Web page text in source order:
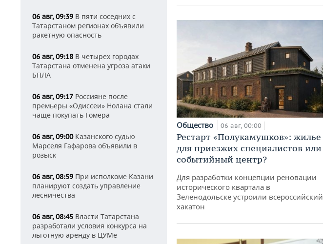
06 авг, 09:39 В пяти соседних с
Татарстаном регионах объявили
ракетную опасность
06 авг, 09:18 В четырех городах
Татарстана отменена угроза атаки
БПЛА
06 авг, 09:17 Россияне после
премьеры «Одиссеи» Нолана стали
чаще покупать Гомера
06 авг, 09:00Казанского судью
Марселя Гафарова объявили в
розыск
06 авг, 08:59 При исполкоме Казани
планируют создать управление
лесничества
06 авг, 08:45 Власти Татарстана
разработали условия конкурса на
льготную аренду в ЦУМе
Общество 06 авг, 00:00
Рестарт «Полукамушков»: жилье
для приезжих специалистов или
событийный центр?
Для разработки концепции реновации
исторического квартала в
Зеленодольске устроили всероссийский
хакатон